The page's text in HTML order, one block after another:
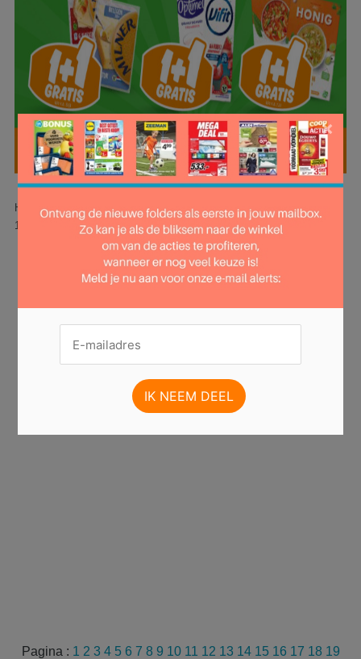
Hier is pagina 1 van 37 pagina's van de Poiesz folder, geldig van
11.01.2026 tot 17.01.2026.
Pagina : 1 2 3 4 5 6 7 8 9 10 11 12 13 14 15 16 17 18 19
×